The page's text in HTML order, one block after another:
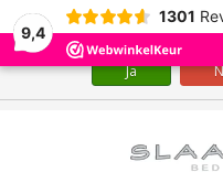
9,4
1301
Wij slaan cookies op om
Ja